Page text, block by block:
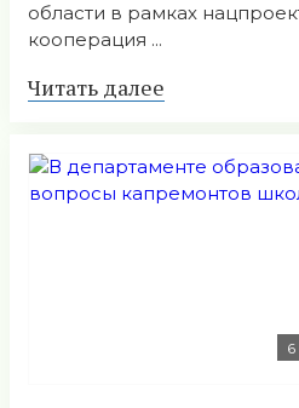
области в рамках
кооперация ...
Читать далее
6